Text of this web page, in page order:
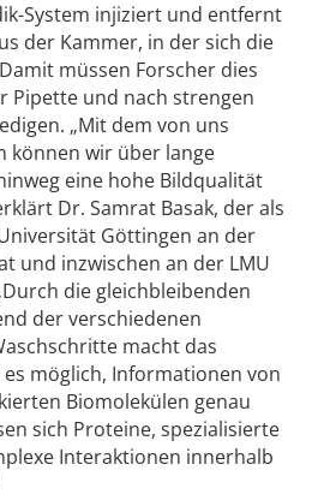
System injiziert und entfernt
der Kammer, in der sich die
müssen Forscher dies
Pipette und nach strengen
„Mit dem von uns
können wir über lange
eine hohe Bildqualität
Dr. Samrat Basak, der als
Göttingen an der
und inzwischen an der LMU
die gleichbleibenden
der verschiedenen
macht das
möglich, Informationen von
Biomolekülen genau
sich Proteine, spezialisierte
Interaktionen innerhalb